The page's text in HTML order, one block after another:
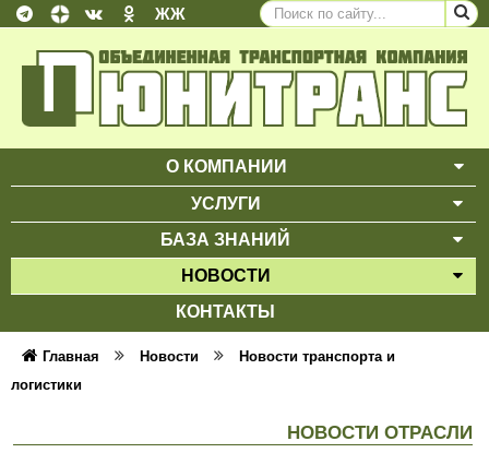
ЖЖ
О КОМПАНИИ
УСЛУГИ
БАЗА ЗНАНИЙ
НОВОСТИ
КОНТАКТЫ
Главная Новости
Новости транспорта и
логистики
НОВОСТИ ОТРАСЛИ